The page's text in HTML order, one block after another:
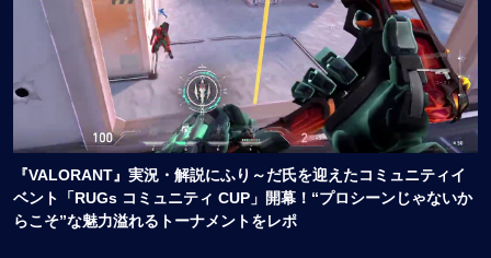
『VALORANT』実況・解説にふり～だ氏を迎えたコミュニティイ
ベント「RUGs コミュニティ CUP」開幕！“プロシーンじゃないか
らこそ”な魅力溢れるトーナメントをレポ